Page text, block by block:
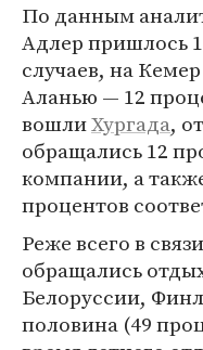
По данным
Адлер пришлось
случаев, на
Аланью — 12
вошлиХургада,
обращались 12
компании, а
процентов
Реже всего в
обращались
Белоруссии,
половина (49